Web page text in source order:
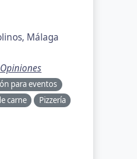
Málaga
para eventos
carne
Pizzería